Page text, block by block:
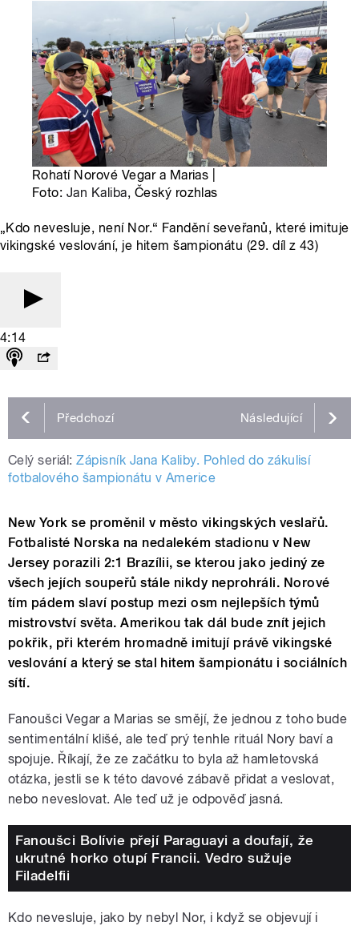
Rohatí Norové Vegar a Marias |
Foto: Jan Kaliba, Český rozhlas
„Kdo nevesluje, není Nor.“ Fandění seveřanů, které imituje
vikingské veslování, je hitem šampionátu (29. díl z 43)
4:14
Předchozí Následující
Celý seriál: Zápisník Jana Kaliby. Pohled do zákulisí
fotbalového šampionátu v Americe
New York se proměnil v město vikingských veslařů.
Fotbalisté Norska na nedalekém stadionu v New
Jersey porazili 2:1 Brazílii, se kterou jako jediný ze
všech jejích soupeřů stále nikdy neprohráli. Norové
tím pádem slaví postup mezi osm nejlepších týmů
mistrovství světa. Amerikou tak dál bude znít jejich
pokřik, při kterém hromadně imitují právě vikingské
veslování a který se stal hitem šampionátu i sociálních
sítí.
Fanoušci Vegar a Marias se smějí, že jednou z toho bude
sentimentální klišé, ale teď prý tenhle rituál Nory baví a
spojuje. Říkají, že ze začátku to byla až hamletovská
otázka, jestli se k této davové zábavě přidat a veslovat,
nebo neveslovat. Ale teď už je odpověď jasná.
Fanoušci Bolívie přejí Paraguayi a doufají, že
ukrutné horko otupí Francii. Vedro sužuje
Filadelfii
Kdo nevesluje, jako by nebyl Nor, i když se objevují i